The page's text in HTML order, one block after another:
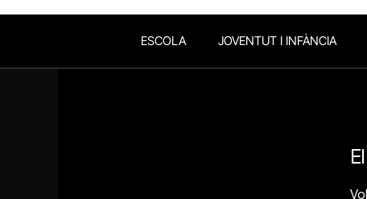
ESCOLA JOVENTUT I INFÀNCIA